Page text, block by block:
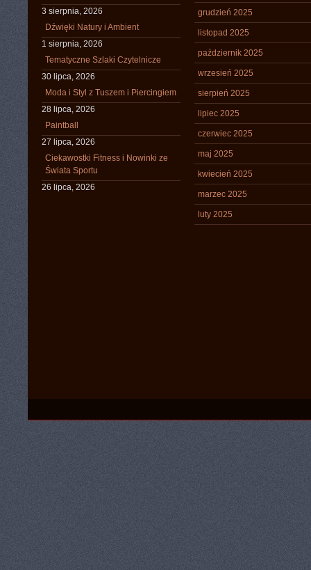
3 sierpnia, 2026
Dźwięki Natury i Ambient
1 sierpnia, 2026
Tematyczne Szlaki Czytelnicze
30 lipca, 2026
Moda i Styl z Tuszem i Piercingiem
28 lipca, 2026
Paintball
27 lipca, 2026
Ciekawostki Fitness i Nowinki ze
Świata Sportu
26 lipca, 2026
grudzień 2025
listopad 2025
październik 2025
wrzesień 2025
sierpień 2025
lipiec 2025
czerwiec 2025
maj 2025
kwiecień 2025
marzec 2025
luty 2025